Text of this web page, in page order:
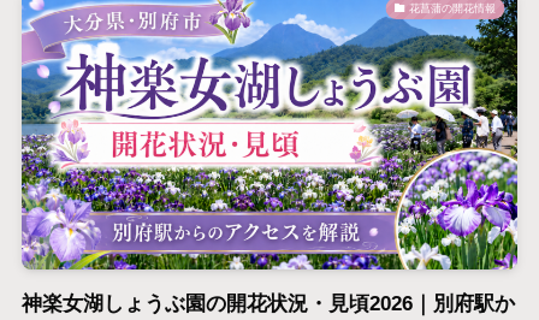
花菖蒲の開花情報
神楽女湖しょうぶ園の開花状況・見頃2026｜別府駅か